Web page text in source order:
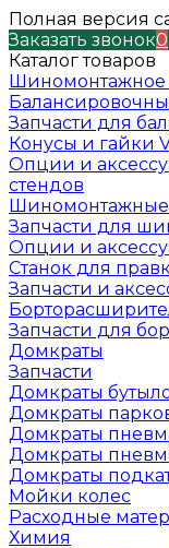
Полная версия
Заказать звонок0
Каталог товаров
Шиномонтажное
Запчасти для
Конусы и гайки
Опции и
стендов
Шиномонтажные
Запчасти для
Опции и
Станок для
Запчасти и
Запчасти для
Домкраты
Запчасти
Домкраты
Домкраты
Домкраты
Домкраты
Домкраты
Мойки колес
Расходные
Химия